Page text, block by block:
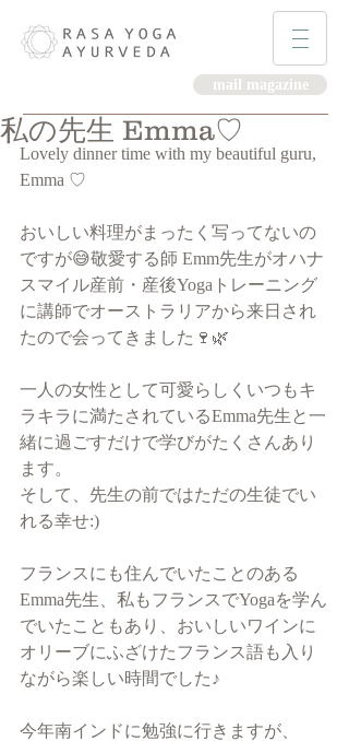
mail magazine
私の先生 Emma♡
Lovely dinner time with my beautiful guru,
Emma ♡
おいしい料理がまったく写ってないの
ですが😅敬愛する師 Emm先生がオハナ
スマイル産前・産後Yogaトレーニング
に講師でオーストラリアから来日され
たので会ってきました🍷🌿
一人の女性として可愛らしくいつもキ
ラキラに満たされているEmma先生と一
緒に過ごすだけで学びがたくさんあり
ます。
そして、先生の前ではただの生徒でい
れる幸せ:)
フランスにも住んでいたことのある
Emma先生、私もフランスでYogaを学ん
でいたこともあり、おいしいワインに
オリーブにふざけたフランス語も入り
ながら楽しい時間でした♪
今年南インドに勉強に行きますが、